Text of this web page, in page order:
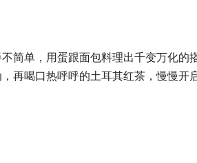
简单，用蛋跟面包料理出千变万化的
再喝口热呼呼的土耳其红茶，慢慢开